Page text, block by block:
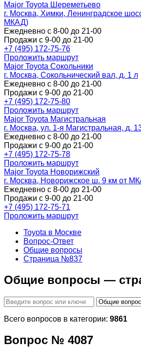
Major Toyota Шереметьево
г. Москва, Химки, Ленинградское
МКАД)
Ежедневно с 8-00 до 21-00
Продажи с 9-00 до 21-00
+7 (495) 172-75-76
Проложить маршрут
Major Toyota Сокольники
г. Москва, Сокольнический вал, д. 1 л
Ежедневно с 8-00 до 21-00
Продажи с 9-00 до 21-00
+7 (495) 172-75-80
Проложить маршрут
Major Toyota Магистральная
г. Москва, ул. 1-я Магистральная, д.
Ежедневно с 8-00 до 21-00
Продажи с 9-00 до 21-00
+7 (495) 172-75-78
Проложить маршрут
Major Toyota Новорижский
г. Москва, Новорижское ш. 9 км от
Ежедневно с 8-00 до 21-00
Продажи с 9-00 до 21-00
+7 (495) 172-75-71
Проложить маршрут
Toyota в Москве
Вопрос-Ответ
Общие вопросы
Страница №837
Общие вопросы —
Всего вопросов в категории: 9861
Вопрос № 4087